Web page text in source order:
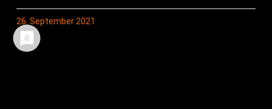
26. September 2021